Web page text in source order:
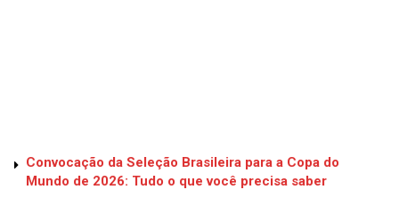
Convocação da Seleção Brasileira para a Copa do
Mundo de 2026: Tudo o que você precisa saber